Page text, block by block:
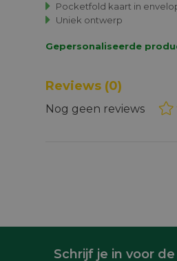
Pocketfold kaart in
Uniek ontwerp
Gepersonaliseerde
Reviews (0)
Nog geen reviews
Schrijf je in voor